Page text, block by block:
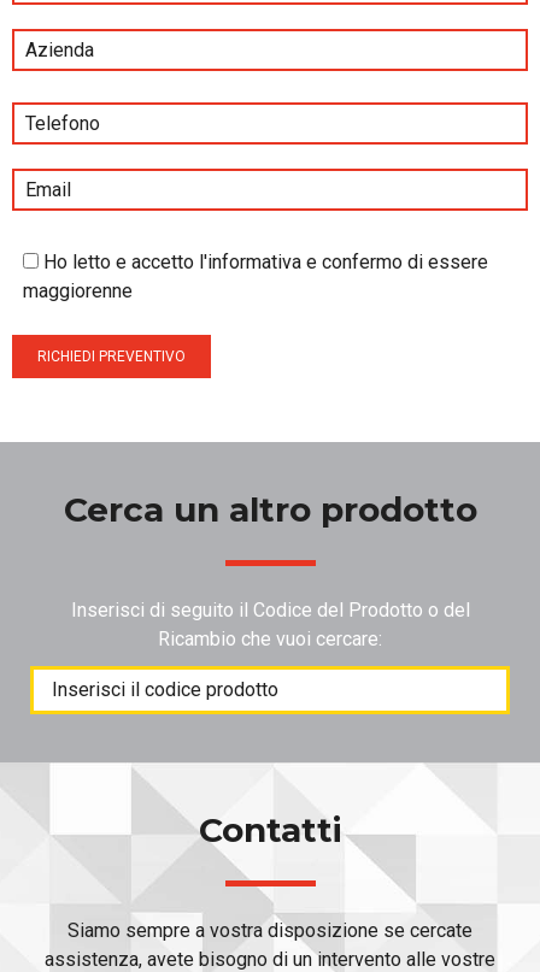
Ho letto e accetto l'informativa e confermo di essere
maggiorenne
Cerca un altro prodotto
Inserisci di seguito il Codice del Prodotto o del
Ricambio che vuoi cercare:
Products
search
Contatti
Siamo sempre a vostra disposizione se cercate
assistenza, avete bisogno di un intervento alle vostre